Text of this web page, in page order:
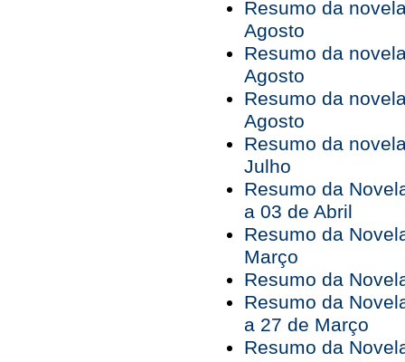
Resumo da
Agosto
Resumo da
Agosto
Resumo da
Agosto
Resumo da
Julho
Resumo da
a 03 de Abril
Resumo da
Março
Resumo da
Resumo da
a 27 de Março
Resumo da